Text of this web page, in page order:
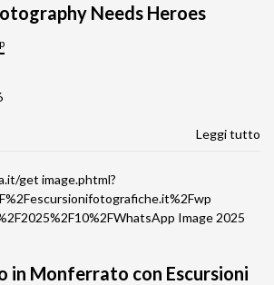
Needs Heroes
Leggi tutto
in Monferrato con Escursioni